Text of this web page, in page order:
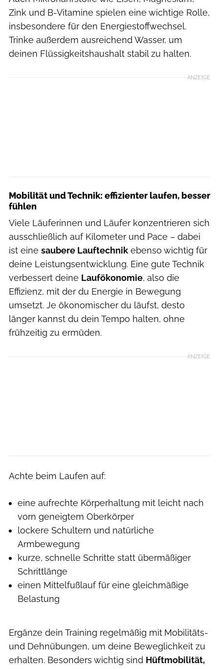
Zink und B-Vitamine spielen eine wichtige Rolle,
insbesondere für den Energiestoffwechsel.
Trinke außerdem ausreichend Wasser, um
deinen Flüssigkeitshaushalt stabil zu halten.
ANZEIGE
Mobilität und Technik: effizienter laufen, besser
fühlen
Viele Läuferinnen und Läufer konzentrieren sich
ausschließlich auf Kilometer und Pace – dabei
ist eine saubere Lauftechnik ebenso wichtig für
deine Leistungsentwicklung. Eine gute Technik
verbessert deine Laufökonomie, also die
Effizienz, mit der du Energie in Bewegung
umsetzt. Je ökonomischer du läufst, desto
länger kannst du dein Tempo halten, ohne
frühzeitig zu ermüden.
ANZEIGE
Achte beim Laufen auf:
eine aufrechte Körperhaltung mit leicht nach
vorn geneigtem Oberkörper
lockere Schultern und natürliche
Armbewegung
kurze, schnelle Schritte statt übermäßiger
Schrittlänge
einen Mittelfußlauf für eine gleichmäßige
Belastung
Ergänze dein Training regelmäßig mit Mobilitäts-
und Dehnübungen, um deine Beweglichkeit zu
erhalten. Besonders wichtig sind Hüftmobilität,